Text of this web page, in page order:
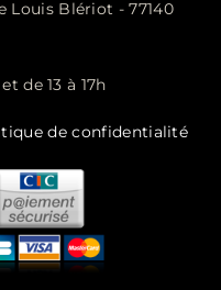
Louis Blériot - 77140
de 13 à 17h
de confidentialité